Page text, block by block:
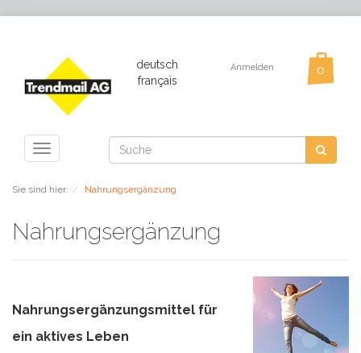
deutsch
français
Anmelden
Toggle
navigation
Sie sind hier: Nahrungsergänzung
Nahrungsergänzung
Nahrungsergänzungsmittel für
ein aktives Leben